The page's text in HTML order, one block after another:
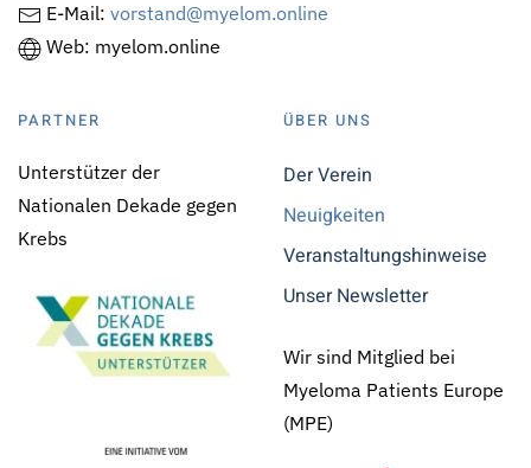
E-Mail: vorstand@myelom.online
Web: myelom.online
PARTNER
Unterstützer der
Nationalen Dekade gegen
Krebs
ÜBER UNS
Der Verein
Neuigkeiten
Veranstaltungshinweise
Unser Newsletter
Wir sind Mitglied bei
Myeloma Patients Europe
(MPE)